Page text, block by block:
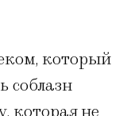
который
соблазн